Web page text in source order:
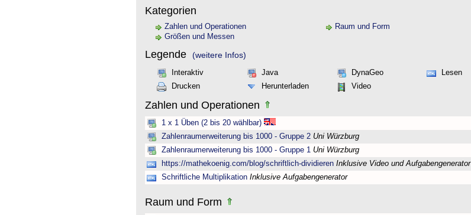
Kategorien
Zahlen und Operationen
Raum und Form
Größen und Messen
Legende (weitere Infos)
Interaktiv Java DynaGeo
Lesen
Drucken
Herunterladen Video
Zahlen und Operationen
1 x 1 Üben (2 bis 20 wählbar)
Zahlenraumerweiterung bis 1000 - Gruppe 2 Uni Würzburg
Zahlenraumerweiterung bis 1000 - Gruppe 1 Uni Würzburg
https://mathekoenig.com/blog/schriftlich-dividieren Inklusive Video und Aufgabengenerator
Schriftliche Multiplikation Inklusive Aufgabengenerator
Raum und Form